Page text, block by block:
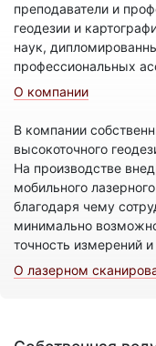
преподаватели и
геодезии и
наук,
профессиональных
О компании
В компании
высокоточного
На производстве
мобильного
благодаря чему
минимально
точность измерений
О лазерном